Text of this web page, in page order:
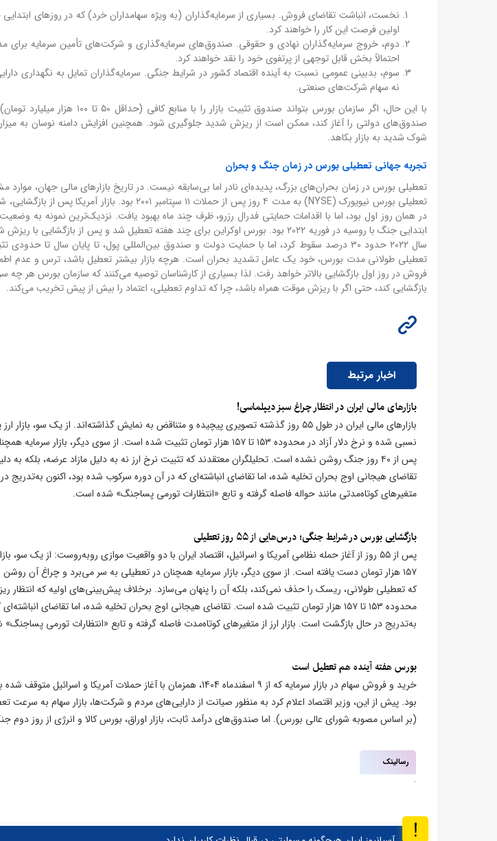
نخست، انباشت تقاضای فروش. بسیاری از سرمایه‌گذاران (به ویژه سهامداران خرد) که در روزهای
اولین فرصت این کار را خواهند کرد.
دوم، خروج سرمایه‌گذاران نهادی و حقوقی. صندوق‌های سرمایه‌گذاری و شرکت‌های تأمین سرمایه برای
احتمالاً بخش قابل توجهی از پرتفوی خود را نقد خواهند کرد.
سوم، بدبینی عمومی نسبت به آینده اقتصاد کشور در شرایط جنگی. سرمایه‌گذاران تمایل به نگهداری
نه سهام شرکت‌های صنعتی.
با این حال، اگر سازمان بورس بتواند صندوق
شوک شدید به بازار بکاهد.
تجربه جهانی تعطیلی بورس در زمان جنگ و بحران
تعطیلی بورس در زمان بحران‌های بزرگ، پدیده‌ای نادر اما بی‌سابقه نیست. در تاریخ بازارهای مالی جهان،
در همان روز اول بود، اما با اقدامات حمایتی فدرال رزرو، ظرف چند ماه بهبود یافت. نزدیک‌ترین نمونه به
ابتدایی جنگ با روسیه در فوریه ۲۰۲۲ بود. بورس اوکراین برای چند هفته تعطیل شد و پس از
سال ۲۰۲۲ حدود ۳۰ درصد سقوط کرد، اما با حمایت دولت و صندوق بین‌المللی پول، تا پایان سال تا
تعطیلی طولانی مدت بورس، خود یک عامل تشدید بحران است. هرچه بازار بیشتر تعطیل باشد، ترس و عدم
فروش در روز اول بازگشایی بالاتر خواهد رفت. لذا بسیاری از کارشناسان توصیه می‌کنند که سازمان بورس هر چه
بازگشایی کند، حتی اگر با ریزش موقت همراه باشد، چرا که تداوم تعطیلی، اعتماد را بیش از پیش تخریب می‌کند.
اخبار مرتبط
بازارهای مالی ایران در انتظار چراغ سبز دیپلماسی!
بازارهای مالی ایران در طول ۵۵ روز گذشته تصویری پیچیده و متناقض به نمایش گذاشته‌اند. از یک سو،
نسبی شده و نرخ دلار آزاد در محدوده ۱۵۳ تا ۱۵۷ هزار تومان تثبیت شده است. از سوی
پس از ۴۰ روز جنگ روشن نشده است. تحلیلگران معتقدند که تثبیت نرخ ارز نه به دلیل مازاد عرضه، بلکه
تقاضای هیجانی اوج بحران تخلیه شده، اما تقاضای انباشته‌ای که در آن دوره سرکوب شده بود، اکنون به‌تدریج
متغیرهای کوتاه‌مدتی مانند حواله فاصله گرفته و تابع «انتظارات تورمی پساجنگ» شده است.
بازگشایی بورس در شرایط جنگی؛ درس‌هایی از ۵۵ روز تعطیلی
۱۵۷ هزار تومان دست یافته است. از سوی دیگر، بازار سرمایه همچنان در تعطیلی به سر می‌برد و چراغ آن
که تعطیلی طولانی، ریسک را حذف نمی‌کند، بلکه آن را پنهان می‌سازد. برخلاف پیش‌بینی‌های اولیه که انتظار
محدوده ۱۵۳ تا ۱۵۷ هزار تومان تثبیت شده است. تقاضای هیجانی اوج بحران تخلیه شده، اما تقاضای
به‌تدریج در حال بازگشت است. بازار ارز از متغیرهای کوتاه‌مدت فاصله گرفته و تابع «انتظارات تورمی
​بورس هفته آینده هم تعطیل است
خرید و فروش سهام در بازار سرمایه که از ۹ اسفندماه 1404، همزمان با آغاز حملات
بود. پیش از این، وزیر اقتصاد اعلام کرد به منظور صیانت از دارایی‌های مردم و شرکت‌ها، بازار سهام به سرعت
(بر اساس مصوبه شورای عالی بورس). اما صندوق‌های درآمد ثابت، بازار اوراق، بورس کالا و انرژی از روز دوم
رسالینک